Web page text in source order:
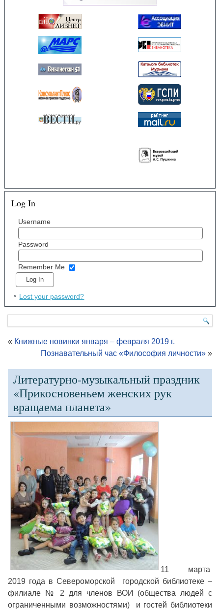
Log In
Username
Password
Remember Me
Lost your password?
« Книжные новинки января – февраля 2019 г.
Познавательный час «Философия личности»»
Литературно-музыкальный праздник
«Прикосновеньем женских рук
вращаема планета»
11 марта
2019 года в Североморской городской библиотеке –
филиале № 2 для членов ВОИ (общества людей с
ограниченными возможностями) и гостей библиотеки